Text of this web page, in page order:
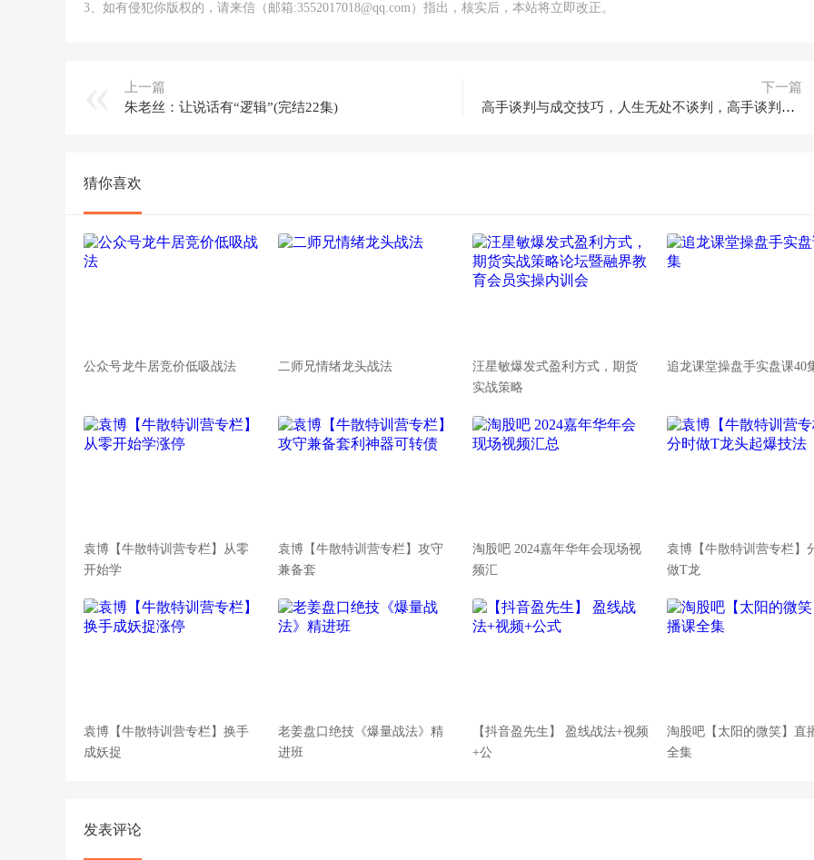
3、如有侵犯你版权的，请来信（邮箱:3552017018@qq.com）指出，核实后，本站将立即改正。
上一篇
朱老丝：让说话有“逻辑”(完结22集)
下一篇
高手谈判与成交技巧，人生无处不谈判，高手谈判好成交
猜你喜欢
公众号龙牛居竞价低吸战法 二师兄情绪龙头战法
汪星敏爆发式盈利方式，期货
实战策略
追龙课堂操盘手实盘课40
袁博【牛散特训营专栏】从零
开始学
袁博【牛散特训营专栏】攻守
兼备套
淘股吧 2024嘉年华年会现场视
频汇
袁博【牛散特训营专栏】
做T龙
袁博【牛散特训营专栏】换手
成妖捉
老姜盘口绝技《爆量战法》精
进班
【抖音盈先生】 盈线战法+视频
+公
淘股吧【太阳的微笑】直
全集
发表评论